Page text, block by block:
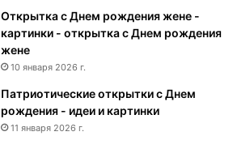
Открытка с Днем рождения жене -
картинки - открытка с Днем рождения
жене
10 января 2026 г.
Патриотические открытки с Днем
рождения - идеи и картинки
11 января 2026 г.